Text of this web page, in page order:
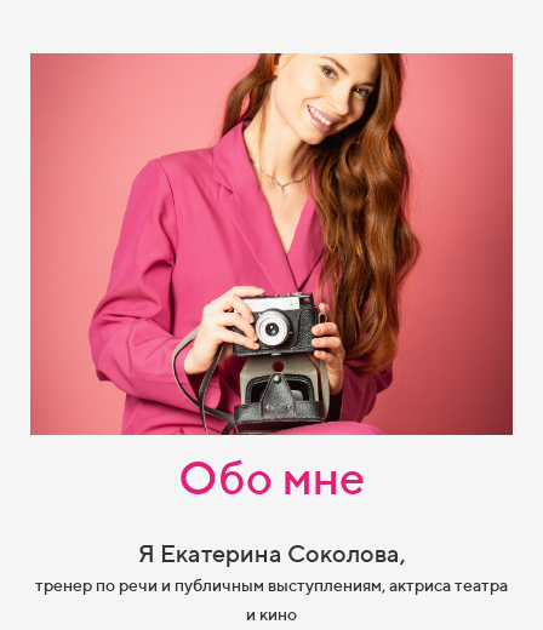
Обо мне
Я Екатерина Соколова,
тренер по речи и публичным выступлениям, актриса театра
и кино